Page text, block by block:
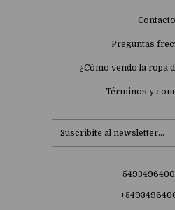
Contacto
Preguntas
¿Cómo vendo la ropa
Términos y